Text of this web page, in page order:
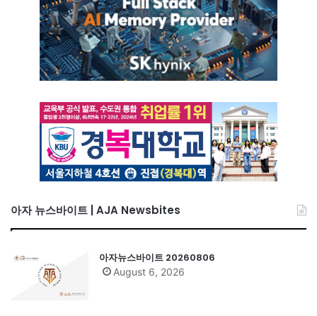
아자 뉴스바이트 | AJA Newsbites
아자뉴스바이트 20260806
August 6, 2026